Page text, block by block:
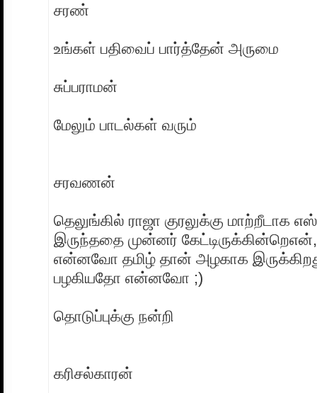
சரண்
உங்கள் பதிவைப் பார்த்தேன் அருமை
சுப்பராமன்
மேலும் பாடல்கள் வரும்
சரவணன்
தெலுங்கில் ராஜா குரலுக்கு மாற்றீடாக
இருந்ததை முன்னர்
என்னவோ தமிழ் தான் அழகாக
பழகியதோ என்னவோ ;)
தொடுப்புக்கு நன்றி
கரிசல்காரன்